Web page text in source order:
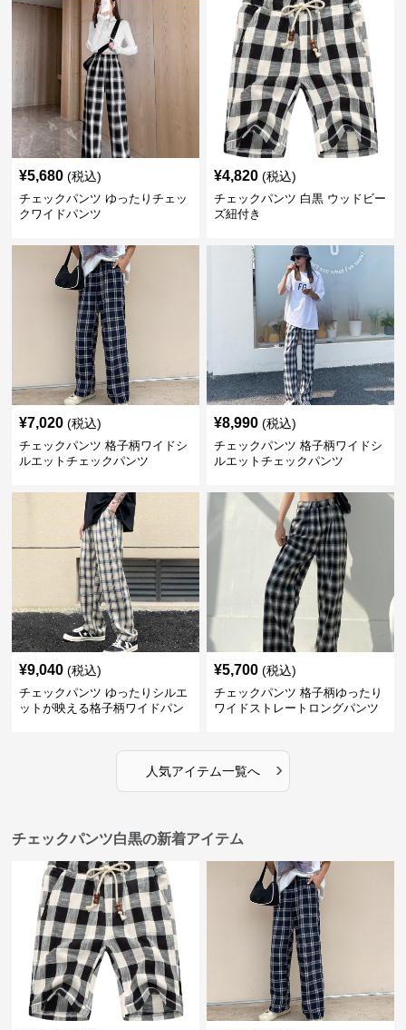
¥5,680 (税込)
チェックパンツ ゆったりチェッ
クワイドパンツ
¥4,820 (税込)
チェックパンツ 白黒 ウッドビー
ズ紐付き
¥7,020 (税込)
チェックパンツ 格子柄ワイドシ
ルエットチェックパンツ
¥8,990 (税込)
チェックパンツ 格子柄ワイドシ
ルエットチェックパンツ
¥9,040 (税込)
チェックパンツ ゆったりシルエ
ットが映える格子柄ワイドパン
¥5,700 (税込)
チェックパンツ 格子柄ゆったり
ワイドストレートロングパンツ
人気アイテム一覧へ ›
チェックパンツ白黒の新着アイテム